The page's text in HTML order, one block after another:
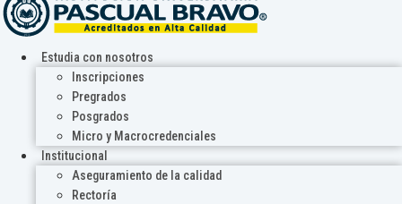
Estudia con nosotros
Inscripciones
Pregrados
Posgrados
Micro y Macrocredenciales
Institucional
Aseguramiento de la calidad
Rectoría